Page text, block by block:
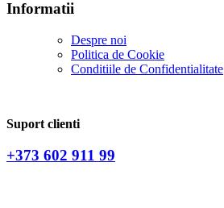
Informatii
Despre noi
Politica de Сookie
Conditiile de Confidentialitate
Suport clienti
+373 602 911 99